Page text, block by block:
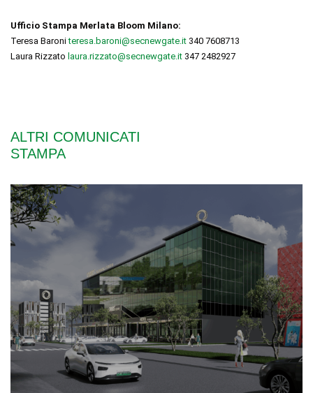
Ufficio Stampa Merlata Bloom Milano:
Teresa Baroniteresa.baroni@secnewgate.it 340 7608713
Laura Rizzato laura.rizzato@secnewgate.it 347 2482927
ALTRI COMUNICATI
STAMPA